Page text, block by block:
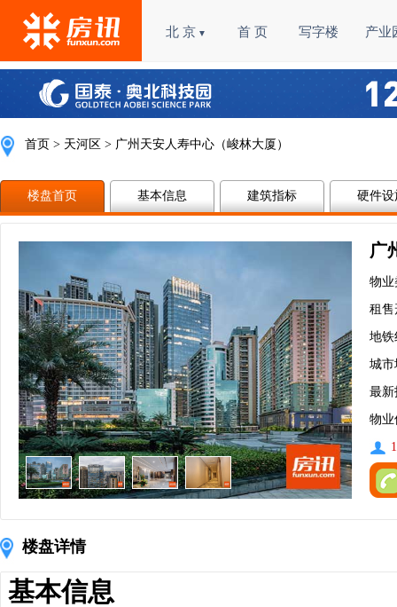
北 京 ▼ 首 页 写字楼 产业
首页 > 天河区 > 广州天安人寿中心（峻林大厦）
楼盘首页 基本信息 建筑指标 硬件设
广
物业
租售
地铁
城
最新
物业
楼盘详情
基本信息